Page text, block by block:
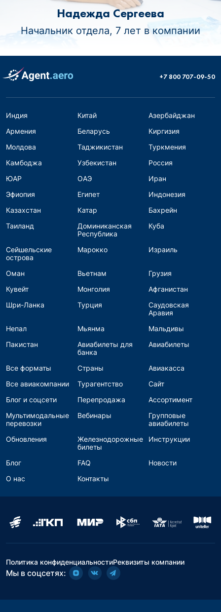
Надежда Сергеева
Начальник отдела, 7 лет в компании
+7 800 707-09-50
Индия Китай
Азербайджан
Армения
Беларусь
Киргизия
Молдова
Таджикистан
Туркмения
Камбоджа
Узбекистан
Россия
ЮАР
ОАЭ
Иран
Эфиопия
Египет
Индонезия
Казахстан
Катар
Бахрейн
Таиланд
Доминиканская
Республика
Куба
Сейшельские
острова
Марокко Израиль
Оман Вьетнам
Грузия
Кувейт
Монголия
Афганистан
Шри-Ланка
Турция
Саудовская
Аравия
Непал
Мьянма
Мальдивы
Пакистан
Авиабилеты для
банка
Авиабилеты
Все форматы Страны
Авиакасса
Все авиакомпании
Турагентство
Сайт
Блог и соцсети
Перепродажа
Ассортимент
Мультимодальные
перевозки
Вебинары
Групповые
авиабилеты
Обновления
Железнодорожные
билеты
Инструкции
Блог FAQ
Новости
О нас
Контакты
Политика конфиденциальностиРеквизиты компании
Мы в соцсетях: